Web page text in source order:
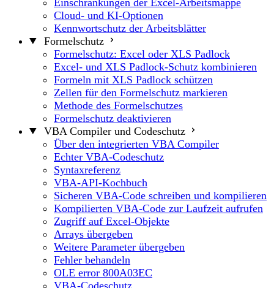
Cloud- und KI-Optionen
Kennwortschutz der Arbeitsblätter
Formelschutz
Formelschutz: Excel oder XLS Padlock
Excel- und XLS Padlock-Schutz kombinieren
Formeln mit XLS Padlock schützen
Zellen für den Formelschutz markieren
Methode des Formelschutzes
Formelschutz deaktivieren
VBA Compiler und Codeschutz
Über den integrierten VBA Compiler
Echter VBA-Codeschutz
Syntaxreferenz
VBA-API-Kochbuch
Sicheren VBA-Code schreiben und kompilieren
Kompilierten VBA-Code zur Laufzeit aufrufen
Zugriff auf Excel-Objekte
Arrays übergeben
Weitere Parameter übergeben
Fehler behandeln
OLE error 800A03EC
VBA-Codeschutz